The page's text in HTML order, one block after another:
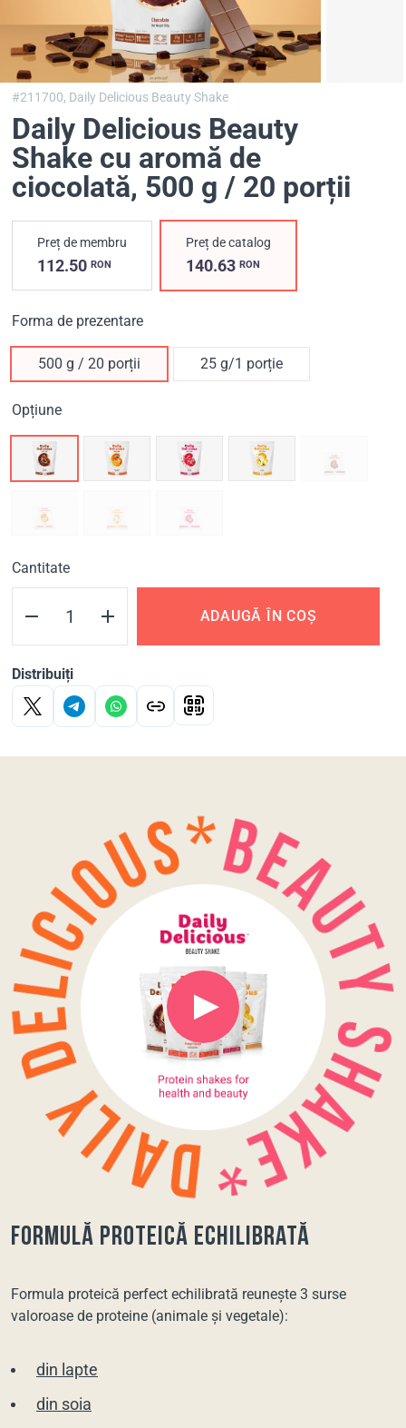
#211700, Daily Delicious Beauty Shake
Daily Delicious Beauty
Shake cu aromă de
ciocolată, 500 g / 20 porții
Preț de membru
112.50 RON
Preț de catalog
140.63RON
Forma de prezentare
500 g / 20 porții 25 g/1 porție
Opțiune
Cantitate
ADAUGĂ ÎN COȘ
Distribuiți
formulă proteică echilibrată
Formula proteică perfect echilibrată reunește 3 surse
valoroase de proteine (animale și vegetale):
din lapte
din soia